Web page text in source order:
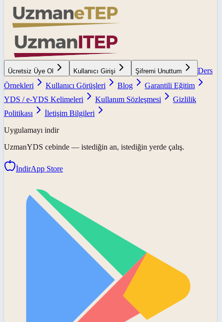
Ücretsiz Üye Ol Kullanıcı Girişi Şifremi Unuttum
Ders
Örnekleri
Kullanıcı Görüşleri Blog
Garantili Eğitim
YDS / e-YDS Kelimeleri
Kullanım Sözleşmesi
Gizlilik
Politikası
İletişim Bilgileri
Uygulamayı indir
UzmanYDS cebinde — istediğin an, istediğin yerde çalış.
İndirApp Store